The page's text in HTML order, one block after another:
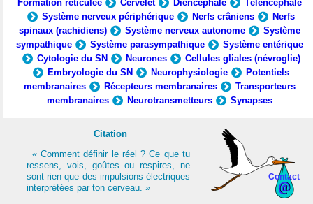
Formation réticulée
Cervelet Diencéphale
Télencéphale
Système nerveux périphérique
Nerfs crâniens
Nerfs
spinaux (rachidiens)
Système nerveux autonome
Système
sympathique
Système parasympathique
Système entérique
Cytologie du SN
Neurones
Cellules gliales (névroglie)
Embryologie du SN
Neurophysiologie
Potentiels
membranaires
Récepteurs membranaires
Transporteurs
membranaires
Neurotransmetteurs Synapses
Contact
Citation
« Comment définir le réel ? Ce que tu
ressens, vois, goûtes ou respires, ne
sont rien que des impulsions électriques
interprétées par ton cerveau. »